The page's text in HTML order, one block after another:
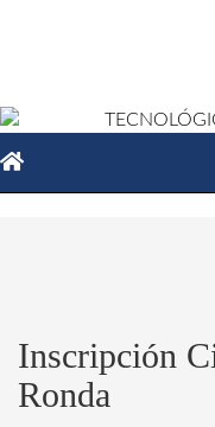
Inscripción
Ronda